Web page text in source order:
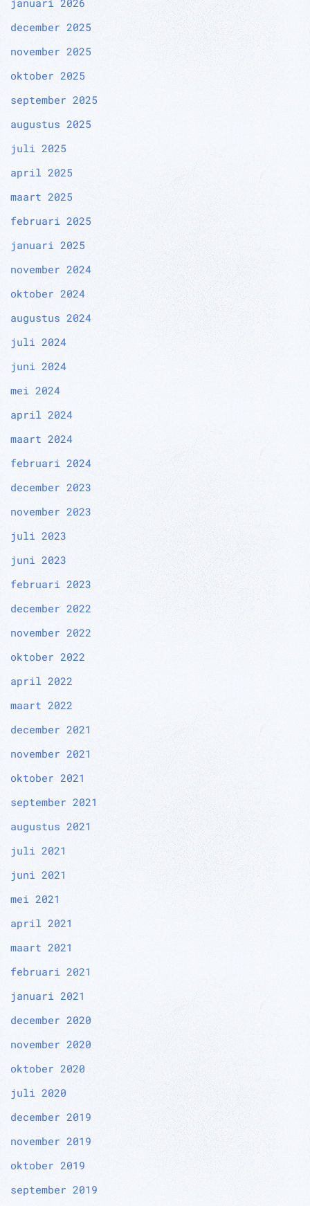
januari 2026
december 2025
november 2025
oktober 2025
september 2025
augustus 2025
juli 2025
april 2025
maart 2025
februari 2025
januari 2025
november 2024
oktober 2024
augustus 2024
juli 2024
juni 2024
mei 2024
april 2024
maart 2024
februari 2024
december 2023
november 2023
juli 2023
juni 2023
februari 2023
december 2022
november 2022
oktober 2022
april 2022
maart 2022
december 2021
november 2021
oktober 2021
september 2021
augustus 2021
juli 2021
juni 2021
mei 2021
april 2021
maart 2021
februari 2021
januari 2021
december 2020
november 2020
oktober 2020
juli 2020
december 2019
november 2019
oktober 2019
september 2019